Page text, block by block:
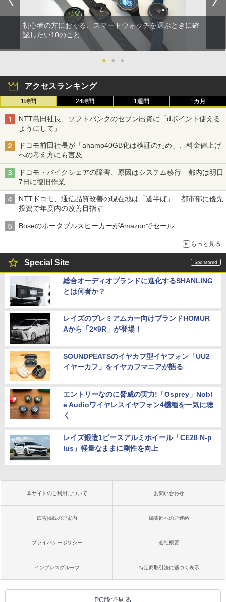
初心者の方におくる、スマートウォッチを選ぶときに確
認したい10のこと
● ● ●
アクセスランキング
1時間 24時間 1週間 1カ月
NTT島田社長、ソフトバンクのセブン出資に「dポイント使える
ようにして」
ドコモ前田社長が「ahamo40GB化は検証のため」、料金値上げ
への考え方にも言及
ドコモ・バイクシェアの障害、原因はシステム移行 都内は明日
7日に復旧作業
NTTドコモ、通信品質改善の現在地は「道半ば」 都市部に優先
投資で年度内の改善目指す
BoseのポータブルスピーカーがAmazonでセール
もっと見る
Special Site
総合オーディオブランドに進化するSHANLING
とは何者か？
レイズのプレミアムカー向けブランドHOMUR
Aから「2×9R」が登場！
SOUNDPEATSのイヤカフ型イヤフォン「UU2
イヤーカフ」をイヤカフマニアが語る
エントリーなのに脅威の実力!「Osprey」Nobl
e Audioワイヤレスイヤフォン4機種を一気に聴
く
レイズ鍛造1ピースアルミホイール「CE28 N-p
lus」軽量なままに剛性を向上
本サイトのご利用について お問い合わせ
広告掲載のご案内 編集部へのご連絡
プライバシーポリシー 会社概要
インプレスグループ 特定商取引法に基づく表示
PC版で見る